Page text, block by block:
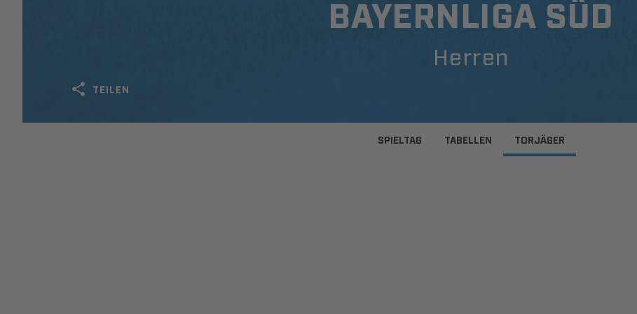
BAYERNLIGA SÜD
Herren
TEILEN
SPIELTAG TABELLEN TORJÄGER